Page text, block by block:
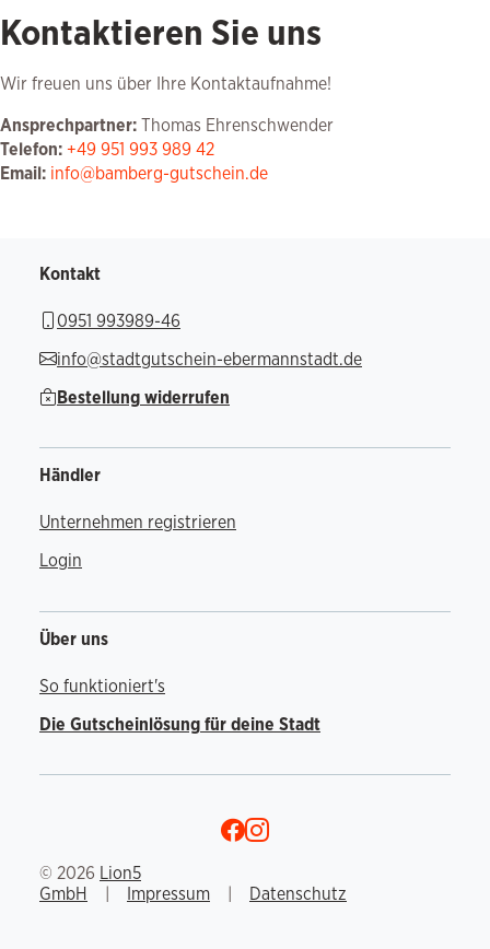
Kontaktieren Sie uns
Wir freuen uns über Ihre Kontaktaufnahme!
Ansprechpartner: Thomas Ehrenschwender
Telefon: +49 951 993 989 42
Email: info@bamberg-gutschein.de
Kontakt
0951 993989-46
info@stadtgutschein-ebermannstadt.de
Bestellung widerrufen
Händler
Unternehmen registrieren
Login
Über uns
So funktioniert's
Die Gutscheinlösung für deine Stadt
© 2026
Lion5
GmbH
Impressum Datenschutz